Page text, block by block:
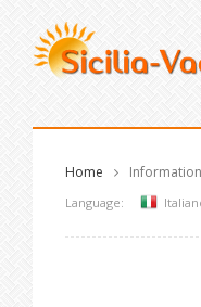
Home
Language: